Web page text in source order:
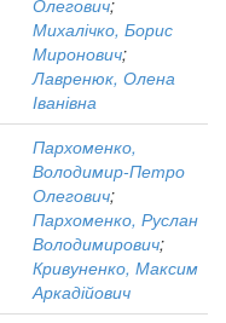
Олегович;
Михалічко, Борис
Миронович;
Лавренюк, Олена
Іванівна
Пархоменко,
Володимир-Петро
Олегович;
Пархоменко, Руслан
Володимирович;
Кривуненко, Максим
Аркадійович